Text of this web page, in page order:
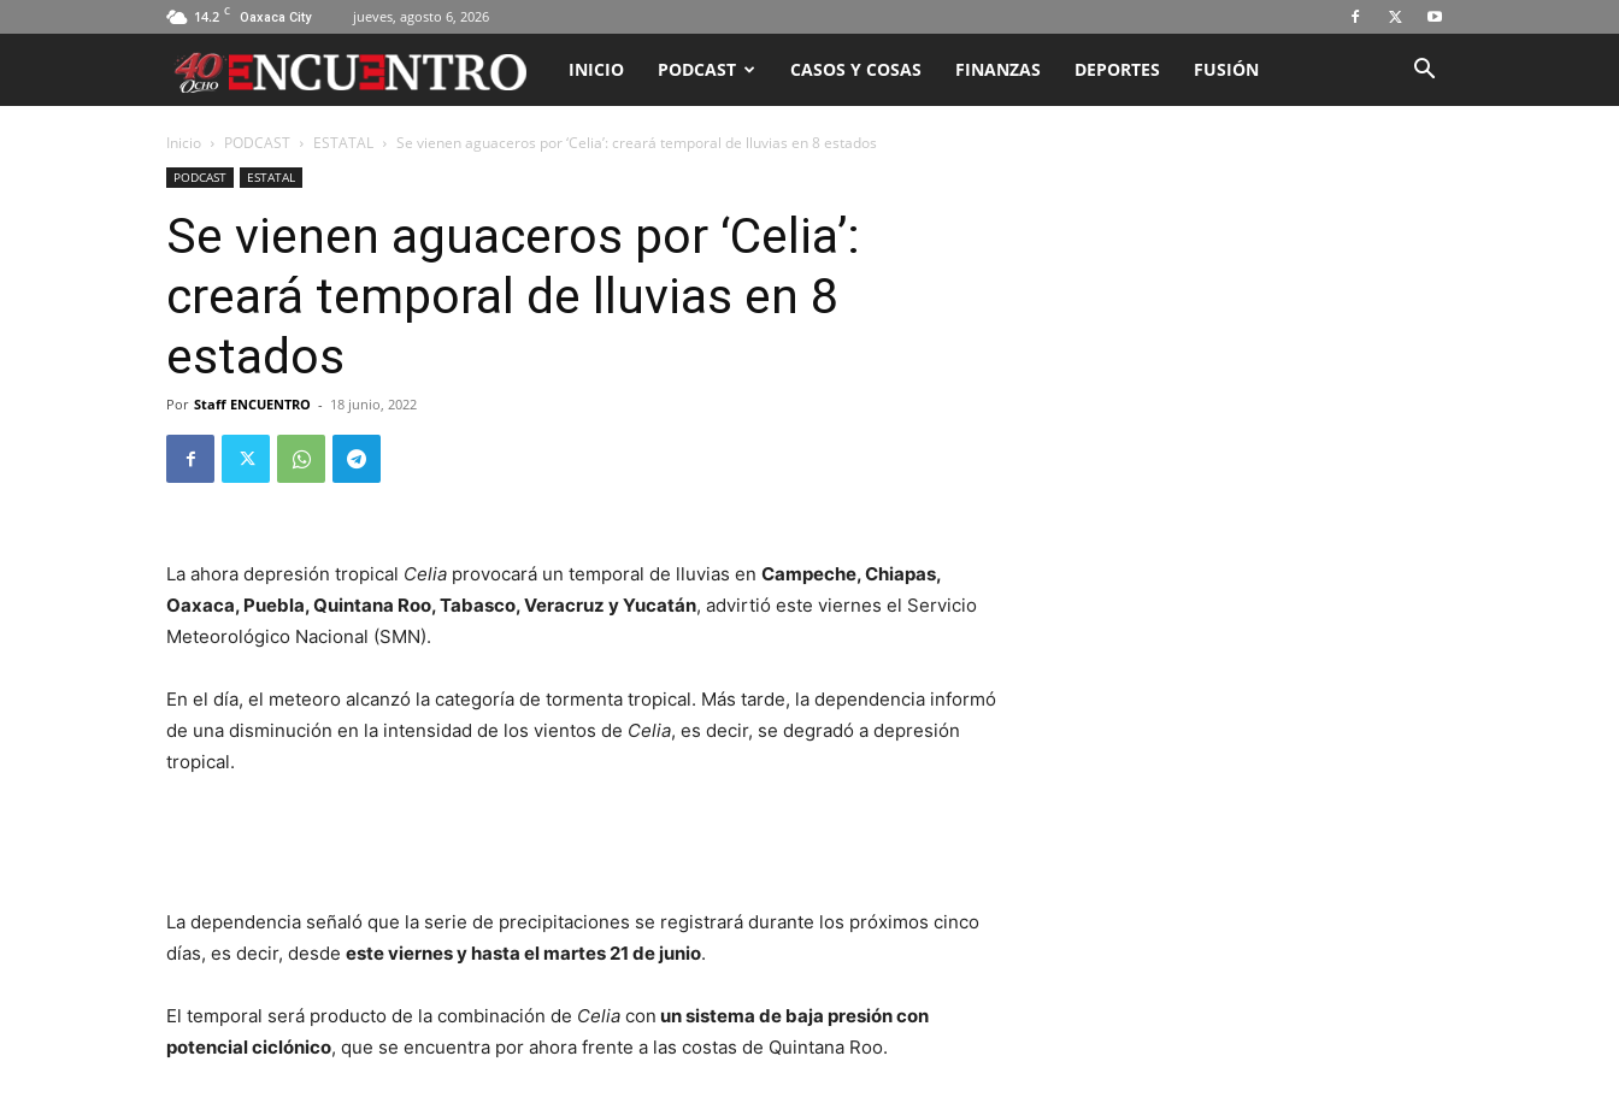
14.2 C Oaxaca City jueves, agosto 6, 2026
ENCUENTRO
RADIO
TELEVISIÓN
INICIO PODCAST CASOS Y COSAS FINANZAS DEPORTES FUSIÓN
Inicio PODCAST ESTATAL Se vienen aguaceros por ‘Celia’: creará temporal de lluvias en 8 estados
PODCAST ESTATAL
Se vienen aguaceros por ‘Celia’:
creará temporal de lluvias en 8
estados
Por Staff ENCUENTRO - 18 junio, 2022
La ahora depresión tropical Celia provocará un temporal de lluvias en Campeche, Chiapas,
Oaxaca, Puebla, Quintana Roo, Tabasco, Veracruz y Yucatán, advirtió este viernes el Servicio
Meteorológico Nacional (SMN).
En el día, el meteoro alcanzó la categoría de tormenta tropical. Más tarde, la dependencia informó
de una disminución en la intensidad de los vientos de Celia, es decir, se degradó a depresión
tropical.
La dependencia señaló que la serie de precipitaciones se registrará durante los próximos cinco
días, es decir, desde este viernes y hasta el martes 21 de junio.
El temporal será producto de la combinación de Celia con un sistema de baja presión con
potencial ciclónico, que se encuentra por ahora frente a las costas de Quintana Roo.